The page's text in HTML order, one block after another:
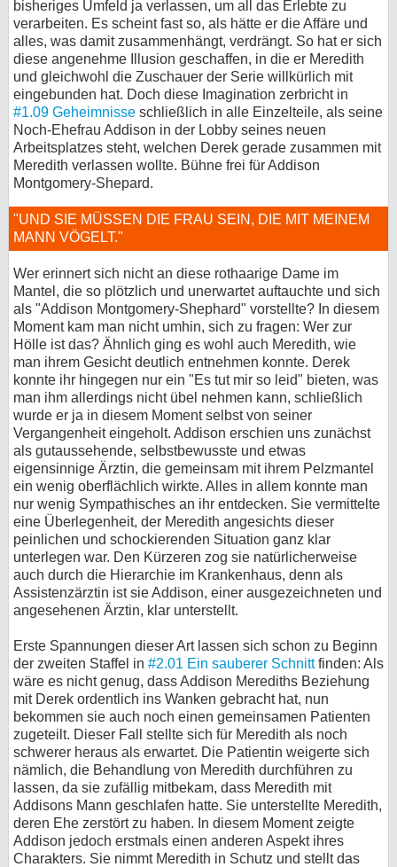
bisheriges Umfeld ja verlassen, um all das Erlebte zu
verarbeiten. Es scheint fast so, als hätte er die Affäre und
alles, was damit zusammenhängt, verdrängt. So hat er sich
diese angenehme Illusion geschaffen, in die er Meredith
und gleichwohl die Zuschauer der Serie willkürlich mit
eingebunden hat. Doch diese Imagination zerbricht in
#1.09 Geheimnisse schließlich in alle Einzelteile, als seine
Noch-Ehefrau Addison in der Lobby seines neuen
Arbeitsplatzes steht, welchen Derek gerade zusammen mit
Meredith verlassen wollte. Bühne frei für Addison
Montgomery-Shepard.
"UND SIE MÜSSEN DIE FRAU SEIN, DIE MIT MEINEM
MANN VÖGELT."
Wer erinnert sich nicht an diese rothaarige Dame im
Mantel, die so plötzlich und unerwartet auftauchte und sich
als "Addison Montgomery-Shephard" vorstellte? In diesem
Moment kam man nicht umhin, sich zu fragen: Wer zur
Hölle ist das? Ähnlich ging es wohl auch Meredith, wie
man ihrem Gesicht deutlich entnehmen konnte. Derek
konnte ihr hingegen nur ein "Es tut mir so leid" bieten, was
man ihm allerdings nicht übel nehmen kann, schließlich
wurde er ja in diesem Moment selbst von seiner
Vergangenheit eingeholt. Addison erschien uns zunächst
als gutaussehende, selbstbewusste und etwas
eigensinnige Ärztin, die gemeinsam mit ihrem Pelzmantel
ein wenig oberflächlich wirkte. Alles in allem konnte man
nur wenig Sympathisches an ihr entdecken. Sie vermittelte
eine Überlegenheit, der Meredith angesichts dieser
peinlichen und schockierenden Situation ganz klar
unterlegen war. Den Kürzeren zog sie natürlicherweise
auch durch die Hierarchie im Krankenhaus, denn als
Assistenzärztin ist sie Addison, einer ausgezeichneten und
angesehenen Ärztin, klar unterstellt.
Erste Spannungen dieser Art lassen sich schon zu Beginn
der zweiten Staffel in #2.01 Ein sauberer Schnittfinden: Als
wäre es nicht genug, dass Addison Merediths Beziehung
mit Derek ordentlich ins Wanken gebracht hat, nun
bekommen sie auch noch einen gemeinsamen Patienten
zugeteilt. Dieser Fall stellte sich für Meredith als noch
schwerer heraus als erwartet. Die Patientin weigerte sich
nämlich, die Behandlung von Meredith durchführen zu
lassen, da sie zufällig mitbekam, dass Meredith mit
Addisons Mann geschlafen hatte. Sie unterstellte Meredith,
deren Ehe zerstört zu haben. In diesem Moment zeigte
Addison jedoch erstmals einen anderen Aspekt ihres
Charakters. Sie nimmt Meredith in Schutz und stellt das